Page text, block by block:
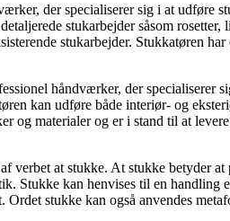
der specialiserer sig i at udføre
stukarbejder såsom
stukarbejder. Stukkatøren
håndværker, der specialiserer
kan udføre både interiør- og
og materialer og er i stand til at
verbet at stukke. At stukke betyder
Stukke kan henvises til en handling
Ordet stukke kan også anvendes